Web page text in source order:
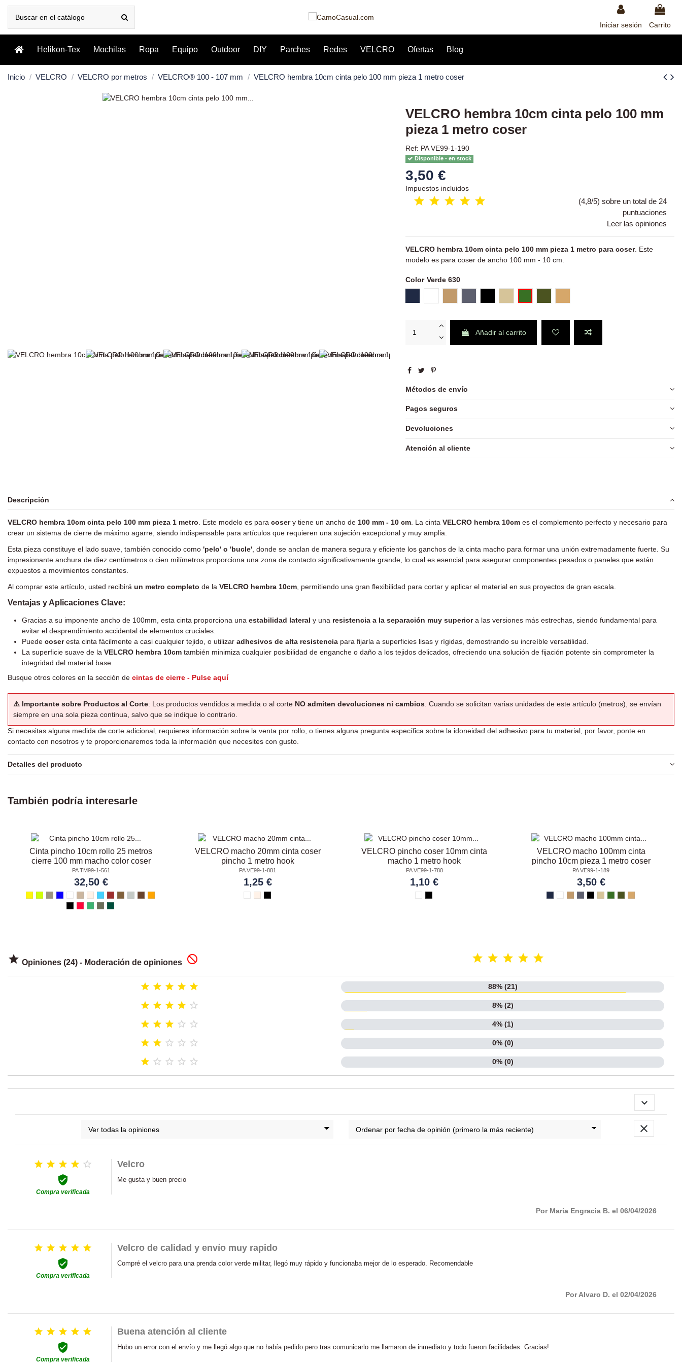
Iniciar sesión Carrito
Helikon-Tex Mochilas Ropa Equipo Outdoor DIY Parches Redes VELCRO Ofertas Blog
Inicio VELCRO VELCRO por metros VELCRO® 100 - 107 mm VELCRO hembra 10cm cinta pelo 100 mm pieza 1 metro coser
VELCRO hembra 10cm cinta pelo 100 mm
pieza 1 metro coser
Ref: PA VE99-1-190
Disponible - en stock
3,50 €
Impuestos incluidos
(4,8/5) sobre un total de 24
puntuaciones
Leer las opiniones
VELCRO hembra 10cm cinta pelo 100 mm pieza 1 metro para coser. Este
modelo es para coser de ancho 100 mm - 10 cm.
Color
Añadir al carrito
Métodos de envío
Pagos seguros
Devoluciones
Atención al cliente
Descripción
VELCRO hembra 10cm cinta pelo 100 mm pieza 1 metro . Este modelo es para cosery tiene un ancho de 100 mm - 10 cm . La cinta VELCRO hembra 10cm es el complemento perfecto y necesario para
crear un sistema de cierre de máximo agarre, siendo indispensable para artículos que requieren una sujeción excepcional y muy amplia.
Esta pieza constituye el lado suave, también conocido como 'pelo' o 'bucle', donde se anclan de manera segura y eficiente los ganchos de la cinta macho para formar una unión extremadamente fuerte. Su
impresionante anchura de diez centímetros o cien milímetros proporciona una zona de contacto significativamente grande, lo cual es esencial para asegurar componentes pesados o paneles que están
expuestos a movimientos constantes.
Al comprar este artículo, usted recibirá un metro completo de la VELCRO hembra 10cm, permitiendo una gran flexibilidad para cortar y aplicar el material en sus proyectos de gran escala.
Ventajas y Aplicaciones Clave:
Gracias a su imponente ancho de 100mm, esta cinta proporciona una estabilidad lateral y una resistencia a la separación muy superiora las versiones más estrechas, siendo fundamental para
evitar el desprendimiento accidental de elementos cruciales.
Puede coseresta cinta fácilmente a casi cualquier tejido, o utilizar adhesivos de alta resistencia para fijarla a superficies lisas y rígidas, demostrando su increíble versatilidad.
La superficie suave de la VELCRO hembra 10cm también minimiza cualquier posibilidad de enganche o daño a los tejidos delicados, ofreciendo una solución de fijación potente sin comprometer la
integridad del material base.
Busque otros colores en la sección de cintas de cierre - Pulse aquí
⚠️ Importante sobre Productos al Corte: Los productos vendidos a medida o al corte NO admiten devoluciones ni cambios. Cuando se solicitan varias unidades de este artículo (metros), se envían
siempre en una sola pieza continua, salvo que se indique lo contrario.
Si necesitas alguna medida de corte adicional, requieres información sobre la venta por rollo, o tienes alguna pregunta específica sobre la idoneidad del adhesivo para tu material, por favor, ponte en
contacto con nosotros y te proporcionaremos toda la información que necesites con gusto.
Detalles del producto
También podría interesarle
Cinta pincho 10cm rollo 25 metros
cierre 100 mm macho color coser
PA TM99-1-561
32,50 €
VELCRO macho 20mm cinta coser
pincho 1 metro hook
PA VE99-1-881
1,25 €
VELCRO pincho coser 10mm cinta
macho 1 metro hook
PA VE99-1-780
1,10 €
VELCRO macho 100mm cinta
pincho 10cm pieza 1 metro coser
PA VE99-1-189
3,50 €
 Opiniones (24) - Moderación de opiniones 
     88% (21)
     8% (2)
     4% (1)
     0% (0)
     0% (0)


    

Compra verificada
Velcro
Me gusta y buen precio
Por Maria Engracia B. el 06/04/2026
    

Compra verificada
Velcro de calidad y envío muy rapido
Compré el velcro para una prenda color verde militar, llegó muy rápido y funcionaba mejor de lo esperado. Recomendable
Por Alvaro D. el 02/04/2026
    

Compra verificada
Buena atención al cliente
Hubo un error con el envío y me llegó algo que no había pedido pero tras comunicarlo me llamaron de inmediato y todo fueron facilidades. Gracias!